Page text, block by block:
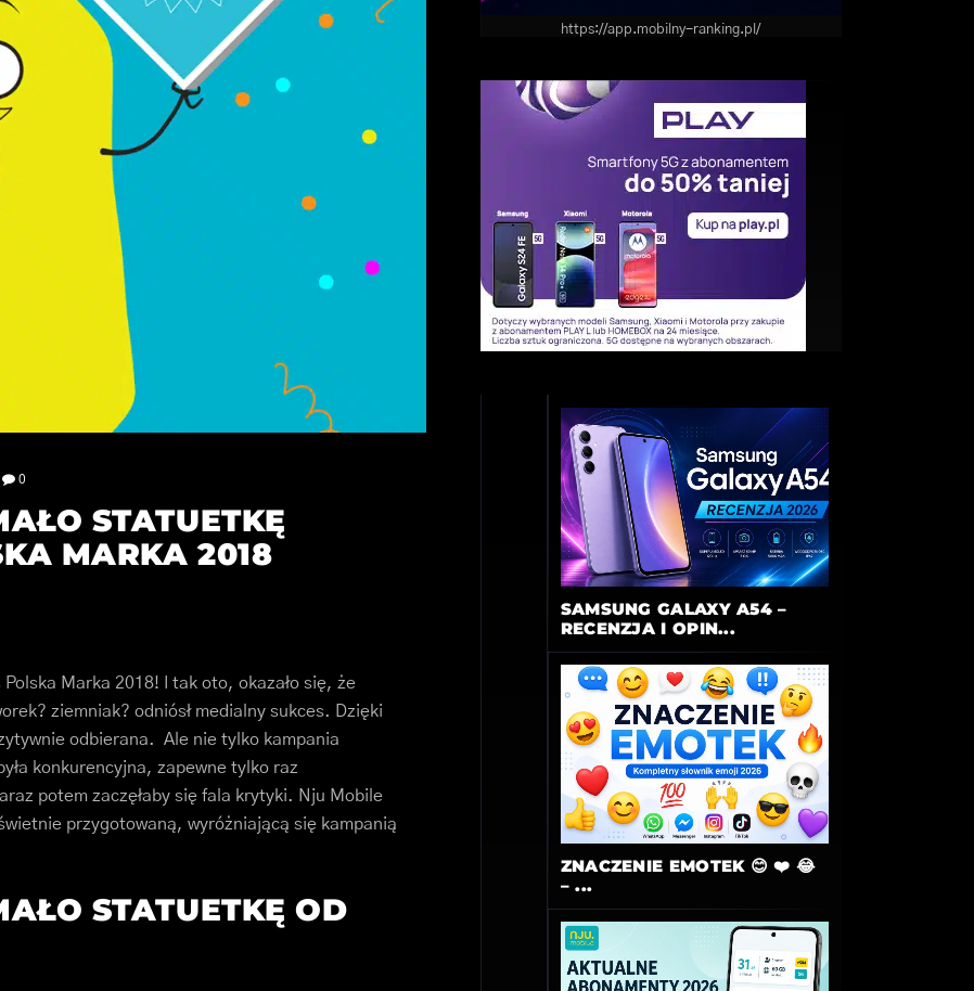
0
STATUETKĘ
MARKA 2018
Marka 2018! I tak oto, okazało się, że
ziemniak? odniósł medialny sukces. Dzięki
odbierana. Ale nie tylko kampania
konkurencyjna, zapewne tylko raz
potem zaczęłaby się fala krytyki. Nju Mobile
przygotowaną, wyróżniającą się kampanią
STATUETKĘ OD
https://app.mobilny-ranking.pl/
SAMSUNG GALAXY A54 –
RECENZJA I OPIN...
ZNACZENIE EMOTEK 😊 ❤️ 😂
– ...